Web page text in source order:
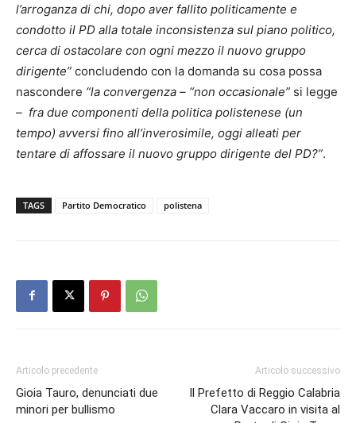
l’arroganza di chi, dopo aver fallito politicamente e
condotto il PD alla totale inconsistenza sul piano politico,
cerca di ostacolare con ogni mezzo il nuovo gruppo
dirigente” concludendo con la domanda su cosa possa
nascondere “la convergenza – “non occasionale” si legge
– fra due componenti della politica polistenese (un
tempo) avversi fino all’inverosimile, oggi alleati per
tentare di affossare il nuovo gruppo dirigente del PD?”.
TAGS Partito Democratico polistena
Articolo precedente
Gioia Tauro, denunciati due
minori per bullismo
Articolo successivo
Il Prefetto di Reggio Calabria
Clara Vaccaro in visita al